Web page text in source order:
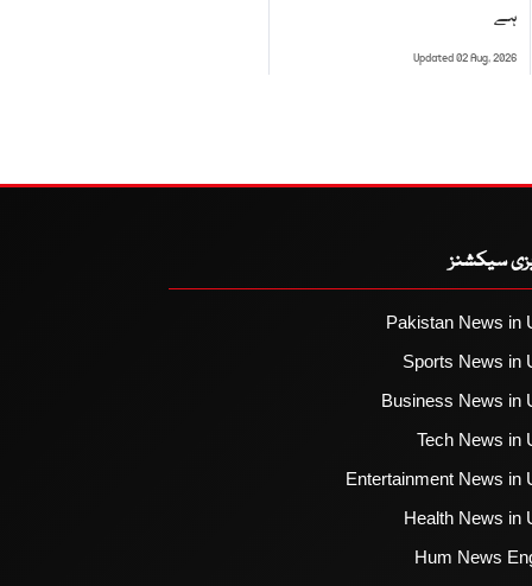
ہے
Updated 02 Aug, 2026
سیکشنز
Pakistan News in
Sports News in
Business News in
Tech News in
Entertainment News in
Health News in
Hum News